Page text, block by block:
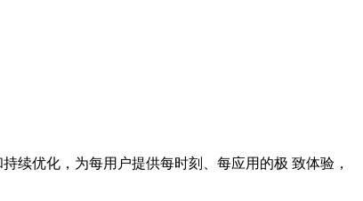
续优化，为每用户提供每时刻、每应用的极 致体验，